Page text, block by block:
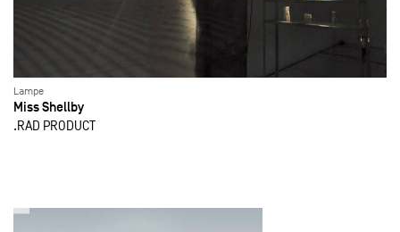
Lampe
Miss Shellby
.RAD PRODUCT